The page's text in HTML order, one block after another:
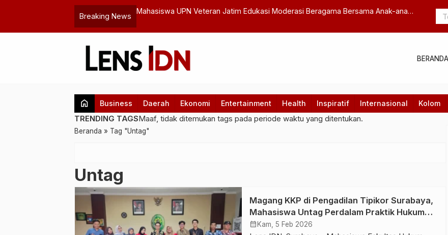
Breaking News
Mahasiswa UPN Veteran Jatim Edukasi Moderasi Beragama Bersama Anak-anak
Perkuat
MPR RI
BERANDA
home Business Daerah Ekonomi Entertainment Health Inspiratif Internasional Kolom
TRENDING TAGSMaaf, tidak ditemukan tags pada periode waktu yang ditentukan.
Beranda » Tag "Untag"
Untag
Magang KKP di Pengadilan Tipikor Surabaya,
Mahasiswa Untag Perdalam Praktik Hukum
Pidana Korupsi
calendar_month Kam, 5 Feb 2026